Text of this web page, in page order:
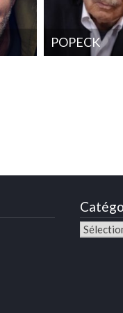
POPECK